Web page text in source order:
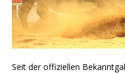
Seit der offiziellen